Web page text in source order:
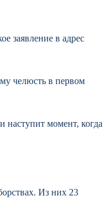
заявление в адрес
челюсть в первом
наступит момент, когда
Из них 23